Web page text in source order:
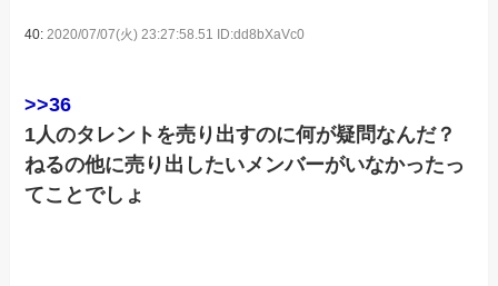
40:2020/07/07(火) 23:27:58.51 ID:dd8bXaVc0
>>36
1人のタレントを売り出すのに何が疑問なんだ？
ねるの他に売り出したいメンバーがいなかったっ
てことでしょ